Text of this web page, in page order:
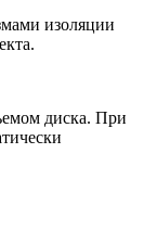
изоляции
диска. При